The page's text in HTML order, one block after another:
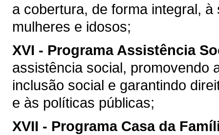
a cobertura, de forma integral,
mulheres e idosos;
XVI - Programa Assistência
assistência social, promovendo
inclusão social e garantindo
e às políticas públicas;
XVII - Programa Casa da